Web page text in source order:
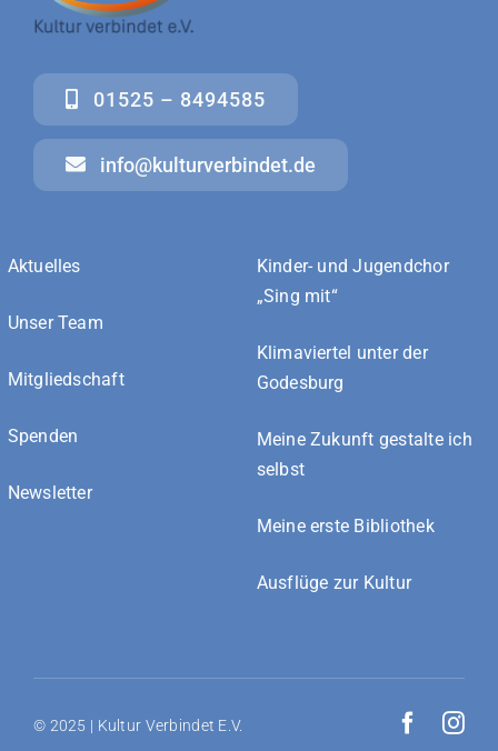
01525 – 8494585
info@kulturverbindet.de
Aktuelles
Unser Team
Mitgliedschaft
Spenden
Newsletter
Kinder- und Jugendchor
„Sing mit“
Klimaviertel unter der
Godesburg
Meine Zukunft gestalte ich
selbst
Meine erste Bibliothek
Ausflüge zur Kultur
© 2025 | Kultur Verbindet E.V.